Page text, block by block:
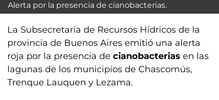
Alerta por la presencia de cianobacterias.
La Subsecretaría de Recursos Hídricos de la
provincia de Buenos Aires emitió una alerta
roja por la presencia de cianobacterias en las
lagunas de los municipios de Chascomús,
Trenque Lauquen y Lezama.